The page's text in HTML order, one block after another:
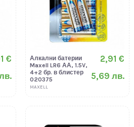
€
Алкални батерии
Maxell LR6 АА, 1.5V,
4+2 бр. в блистер
020375
MAXELL
2,91 €
5,69 лв.